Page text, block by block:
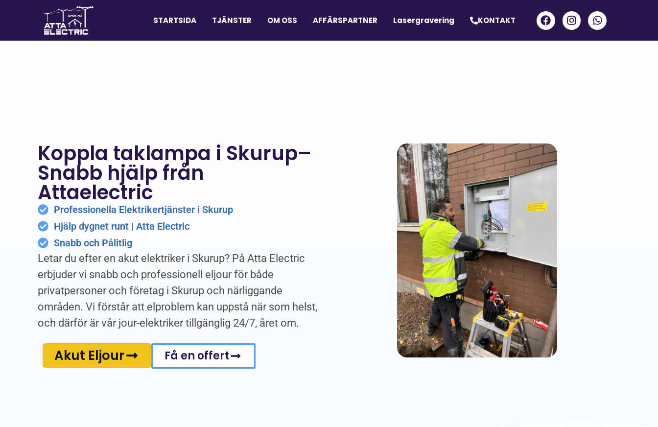
STARTSIDA TJÄNSTER OM OSS AFFÄRSPARTNER Lasergravering KONTAKT
Koppla taklampa i Skurup–
Snabb hjälp från
Attaelectric
Professionella Elektrikertjänster i Skurup
Hjälp dygnet runt | Atta Electric
Snabb och Pålitlig
Letar du efter en akut elektriker i Skurup? På Atta Electric
erbjuder vi snabb och professionell eljour för både
privatpersoner och företag i Skurup och närliggande
områden. Vi förstår att elproblem kan uppstå när som helst,
och därför är vår jour-elektriker tillgänglig 24/7, året om.
Akut Eljour Få en offert